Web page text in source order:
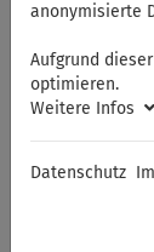
zwischen
anonymisierte
Aufgrund
optimieren.
Weitere Infos
Datenschutz